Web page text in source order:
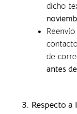
dicho
de
antes
3. Respecto a